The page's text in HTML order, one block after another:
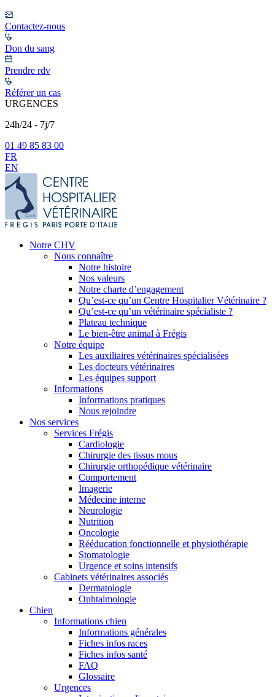
Contactez-nous
Don du sang
Prendre rdv
Référer un cas
URGENCES
24h/24 - 7j/7
01 49 85 83 00
FR
EN
Notre CHV
Nous connaître
Notre histoire
Nos valeurs
Notre charte d’engagement
Qu’est-ce qu’un Centre Hospitalier Vétérinaire ?
Qu’est-ce qu’un vétérinaire spécialiste ?
Plateau technique
Le bien-être animal à Frégis
Notre équipe
Les auxiliaires vétérinaires spécialisées
Les docteurs vétérinaires
Les équipes support
Informations
Informations pratiques
Nous rejoindre
Nos services
Services Frégis
Cardiologie
Chirurgie des tissus mous
Chirurgie orthopédique vétérinaire
Comportement
Imagerie
Médecine interne
Neurologie
Nutrition
Oncologie
Rééducation fonctionnelle et physiothérapie
Stomatologie
Urgence et soins intensifs
Cabinets vétérinaires associés
Dermatologie
Ophtalmologie
Chien
Informations chien
Informations générales
Fiches infos races
Fiches infos santé
FAQ
Glossaire
Urgences